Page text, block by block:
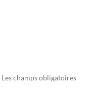
Les champs obligatoires